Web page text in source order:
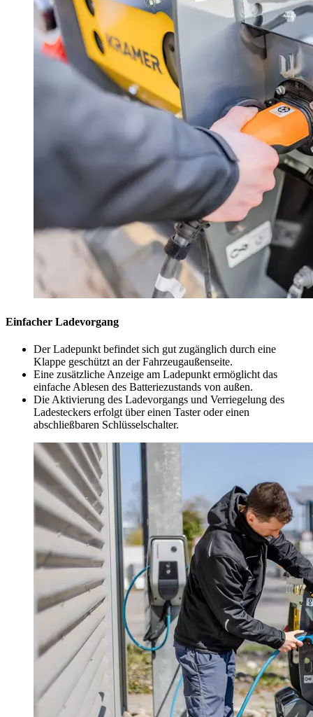
Einfacher Ladevorgang
Der Ladepunkt befindet sich gut zugänglich durch eine
Klappe geschützt an der Fahrzeugaußenseite.
Eine zusätzliche Anzeige am Ladepunkt ermöglicht das
einfache Ablesen des Batteriezustands von außen.
Die Aktivierung des Ladevorgangs und Verriegelung des
Ladesteckers erfolgt über einen Taster oder einen
abschließbaren Schlüsselschalter.